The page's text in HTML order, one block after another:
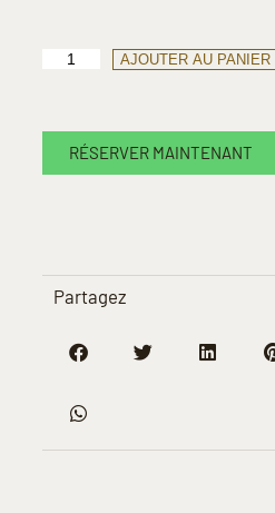
AJOUTER AU PANIER
RÉSERVER MAINTENANT
Partagez